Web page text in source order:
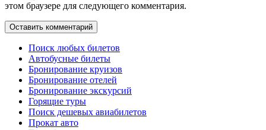
этом браузере для следующего комментария.
Поиск любых билетов
Автобусные билеты
Бронирование круизов
Бронирование отелей
Бронирование экскурсий
Горящие туры
Поиск дешевых авиабилетов
Прокат авто